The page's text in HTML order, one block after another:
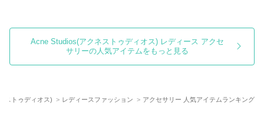
Acne Studios(アクネストゥディオス) レディース アクセ
サリーの人気アイテムをもっと見る
ストゥディオス) レディースファッション アクセサリー 人気アイテムランキング